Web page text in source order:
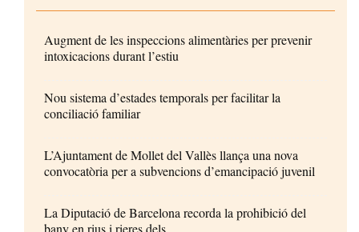
Augment de les inspeccions alimentàries per prevenir
intoxicacions durant l’estiu
Nou sistema d’estades temporals per facilitar la
conciliació familiar
L’Ajuntament de Mollet del Vallès llança una nova
convocatòria per a subvencions d’emancipació juvenil
La Diputació de Barcelona recorda la prohibició del
bany en rius i rieres dels...